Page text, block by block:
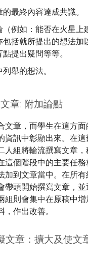
最終內容達成共識。
例如：能否在火星上
包括就所提出的想法加
提出疑問等等。
舉的想法。
章: 附加論點
文章，而學生在這方
資訊中彰顯出來。在這
人組將輪流撰寫文章
這個階段中的主要任
加到文章當中。在所
帶頭開始撰寫文章，
組則會集中在原稿中增
作出改善。
章：擴大及使文